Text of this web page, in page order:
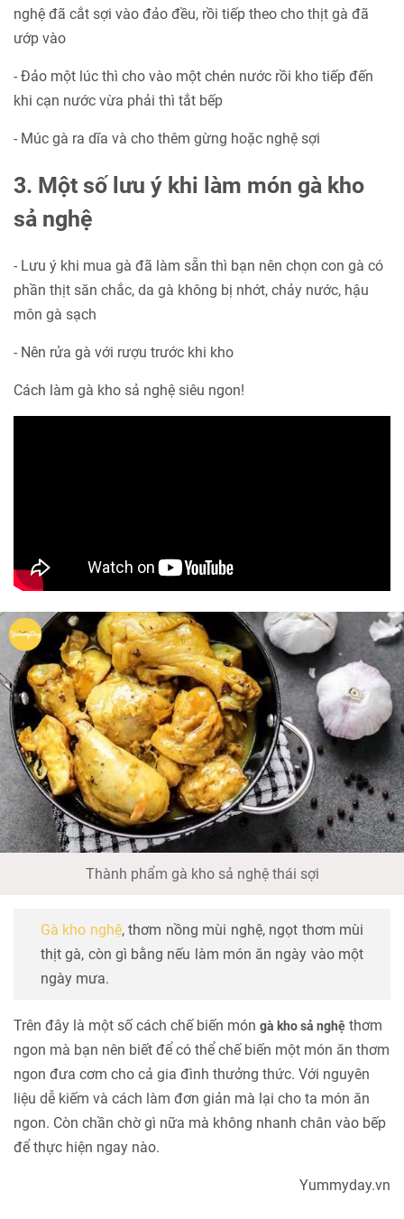
nghệ đã cắt sợi vào đảo đều, rồi tiếp theo cho thịt gà đã
ướp vào
- Đảo một lúc thì cho vào một chén nước rồi kho tiếp đến
khi cạn nước vừa phải thì tắt bếp
- Múc gà ra dĩa và cho thêm gừng hoặc nghệ sợi
3. Một số lưu ý khi làm món gà kho
sả nghệ
- Lưu ý khi mua gà đã làm sẵn thì bạn nên chọn con gà có
phần thịt săn chắc, da gà không bị nhớt, chảy nước, hậu
môn gà sạch
- Nên rửa gà với rượu trước khi kho
Cách làm gà kho sả nghệ siêu ngon!
Thành phẩm gà kho sả nghệ thái sợi
Gà kho nghệ, thơm nồng mùi nghệ, ngọt thơm mùi
thịt gà, còn gì bằng nếu làm món ăn ngày vào một
ngày mưa.
Trên đây là một số cách chế biến món gà kho sả nghệ thơm
ngon mà bạn nên biết để có thể chế biến một món ăn thơm
ngon đưa cơm cho cả gia đình thưởng thức. Với nguyên
liệu dễ kiếm và cách làm đơn giản mà lại cho ta món ăn
ngon. Còn chần chờ gì nữa mà không nhanh chân vào bếp
để thực hiện ngay nào.
Yummyday.vn